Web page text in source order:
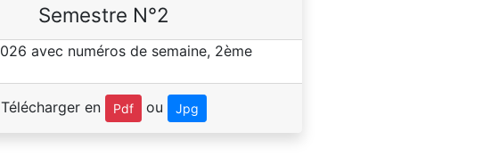
Semestre N°2
Télécharger en Pdf ou Jpg